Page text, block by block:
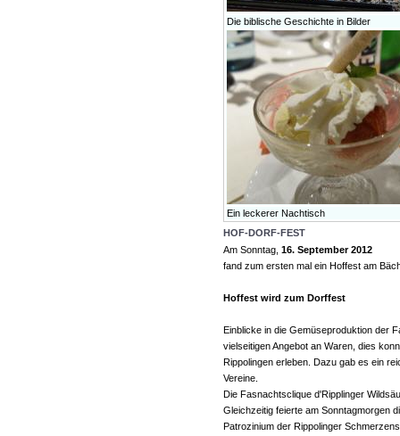
Die biblische Geschichte in Bilder
Ein leckerer Nachtisch
HOF-DORF-FEST
Am Sonntag, 16. September 2012
fand zum ersten mal ein Hoffest am
Hoffest wird zum Dorffest
Einblicke in die Gemüseproduktion der
vielseitigen Angebot an Waren, dies
Rippolingen erleben. Dazu gab es ein
Vereine.
Die Fasnachtsclique d'Ripplinger
Gleichzeitig feierte am Sonntagmorgen
Patrozinium der Rippolinger